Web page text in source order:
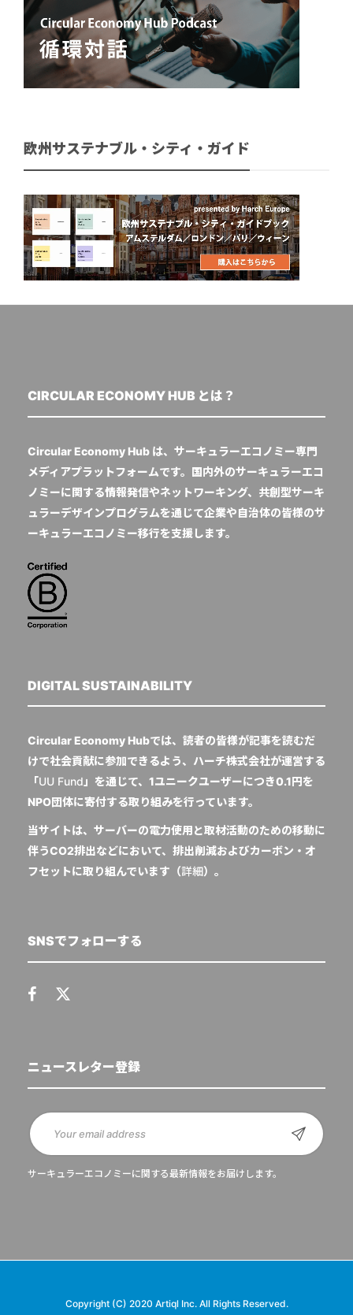
欧州サステナブル・シティ・ガイド
CIRCULAR ECONOMY HUB とは？
Circular Economy Hub は、サーキュラーエコノミー専門
メディアプラットフォームです。国内外のサーキュラーエコ
ノミーに関する情報発信やネットワーキング、共創型サーキ
ュラーデザインプログラムを通じて企業や自治体の皆様のサ
ーキュラーエコノミー移行を支援します。
DIGITAL SUSTAINABILITY
Circular Economy Hubでは、読者の皆様が記事を読むだ
けで社会貢献に参加できるよう、ハーチ株式会社が運営する
「UU Fund 」を通じて、1ユニークユーザーにつき0.1円を
NPO団体に寄付する取り組みを行っています。
当サイトは、サーバーの電力使用と取材活動のための移動に
伴うCO2排出などにおいて、排出削減およびカーボン・オ
フセットに取り組んでいます（詳細）。
SNSでフォローする
ニュースレター登録
サーキュラーエコノミーに関する最新情報をお届けします。
Copyright (C) 2020 Artiql Inc. All Rights Reserved.